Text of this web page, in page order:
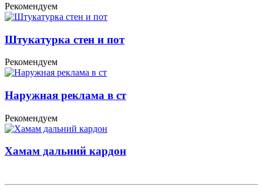
Рекомендуем
Штукатурка стен и пот
Рекомендуем
Наружная реклама в ст
Рекомендуем
Хамам дальний кардон